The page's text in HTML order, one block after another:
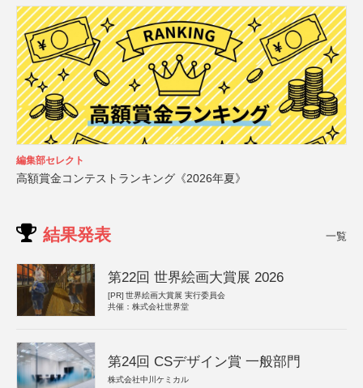
編集部セレクト
高額賞金コンテストランキング《2026年夏》
結果発表 一覧
第22回 世界絵画大賞展 2026
[PR] 世界絵画大賞展 実行委員会
共催：株式会社世界堂
第24回 CSデザイン賞 一般部門
株式会社中川ケミカル